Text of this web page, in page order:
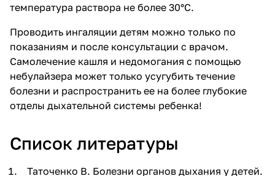
температура раствора не более 30°C.
Проводить ингаляции детям можно только по
показаниям и после консультации с врачом.
Самолечение кашля и недомогания с помощью
небулайзера может только усугубить течение
болезни и распространить ее на более глубокие
отделы дыхательной системы ребенка!
Список литературы
Таточенко В. Болезни органов дыхания у детей.